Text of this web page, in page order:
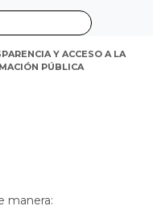
Y ACCESO A LA
PÚBLICA
manera: